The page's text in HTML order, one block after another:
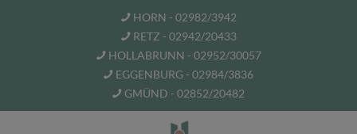
HORN - 02982/3942
RETZ - 02942/20433
HOLLABRUNN - 02952/30057
EGGENBURG - 02984/3836
GMÜND - 02852/20482